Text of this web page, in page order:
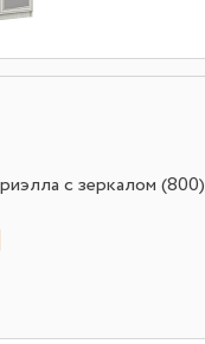
с зеркалом (800)